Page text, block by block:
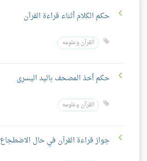
حكم الكلام أثناء قراءة القرآن
القرآن وعلومه
حكم أخذ المصحف باليد اليسرى
القرآن وعلومه
جواز قراءة القرآن في حال الاضطجاع